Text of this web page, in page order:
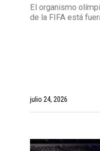
El organismo
de la FIFA está
julio 24, 2026